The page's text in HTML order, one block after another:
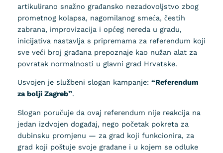
artikulirano snažno građansko nezadovoljstvo zbog
prometnog kolapsa, nagomilanog smeća, čestih
zabrana, improvizacija i općeg nereda u gradu,
inicijativa nastavlja s pripremama za referendum koji
sve veći broj građana prepoznaje kao nužan alat za
povratak normalnosti u glavni grad Hrvatske.
Usvojen je službeni slogan kampanje: “Referendum
za bolji Zagreb”.
Slogan poručuje da ovaj referendum nije reakcija na
jedan izdvojen događaj, nego početak pokreta za
dubinsku promjenu — za grad koji funkcionira, za
grad koji poštuje svoje građane i u kojem se odluke